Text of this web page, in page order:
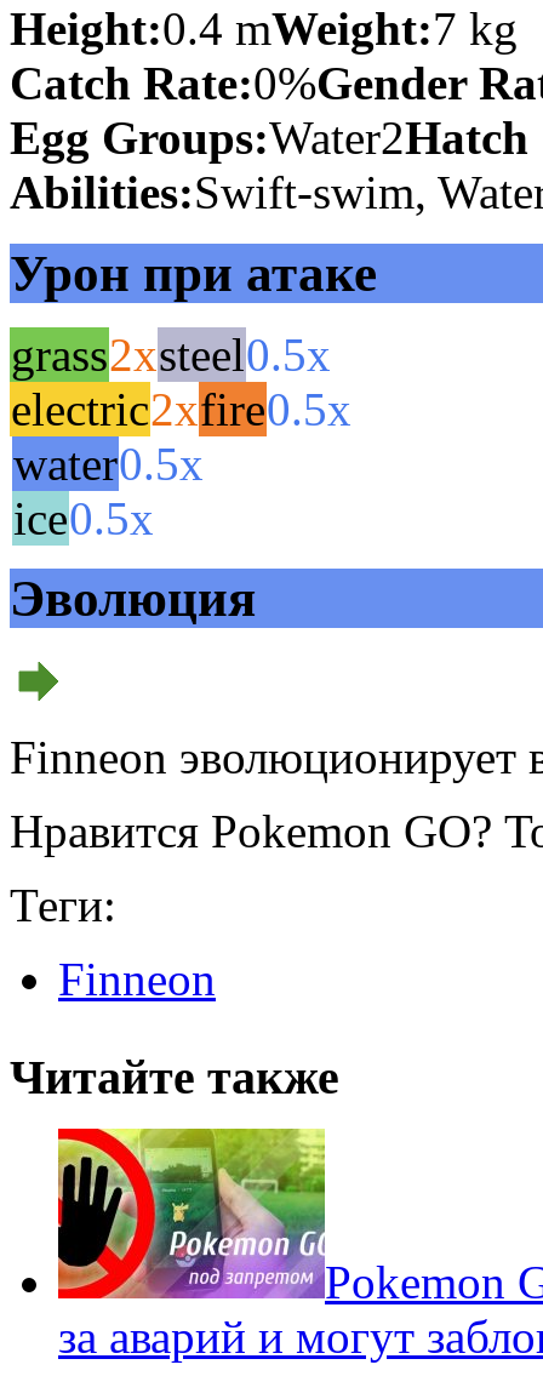
Height:0.4 mWeight:7 kg
Catch Rate:0%Gender
Egg Groups:Water2Hatch
Abilities:Swift-swim,
Урон при атаке
grass2xsteel0.5x
electric2xfire0.5x
water0.5x
ice0.5x
Эволюция
Finneon эволюционирует
Нравится Pokemon GO?
Теги:
Finneon
Читайте также
Pokеmon
за аварий и могут